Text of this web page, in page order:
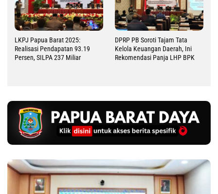
LKPJ Papua Barat 2025:
Realisasi Pendapatan 93.19
Persen, SILPA 237 Miliar
DPRP PB Soroti Tajam Tata
Kelola Keuangan Daerah, Ini
Rekomendasi Panja LHP BPK